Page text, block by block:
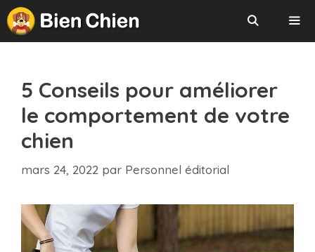
Aller
au
contenu
5 Conseils pour améliorer
le comportement de votre
chien
mars 24, 2022 par Personnel éditorial